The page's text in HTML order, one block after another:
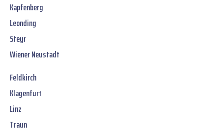
Kapfenberg
Leonding
Steyr
Wiener Neustadt
Feldkirch
Klagenfurt
Linz
Traun